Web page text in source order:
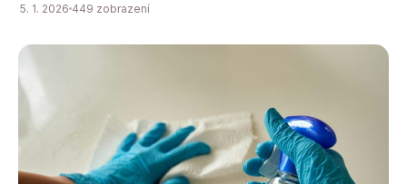
5. 1. 2026 449 zobrazení